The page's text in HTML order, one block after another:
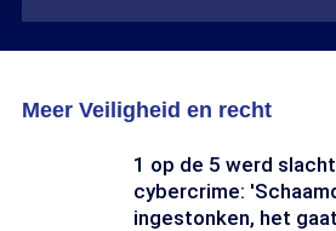
Zo
mensen
Meer Veiligheid en recht
1 op de 5 werd
cybercrime:
ingestonken, het